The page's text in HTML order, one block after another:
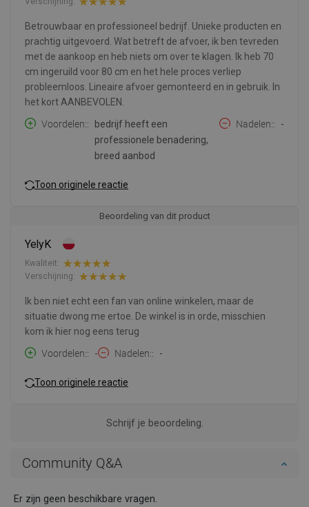
Betrouwbaar en professioneel bedrijf. Unieke producten en
prachtig uitgevoerd. Wat betreft de afvoer, ik ben tevreden
met de aankoop en heb niets om over te klagen. Ik heb 70
cm ingeruild voor 80 cm en het hele proces verliep
probleemloos. Lineaire afvoer gemonteerd en in gebruik. In
het kort AANBEVOLEN.
Voordelen:
bedrijf heeft een
professionele benadering,
breed aanbod
Nadelen: -
Toon originele reactie
Beoordeling van dit product
YelyK
Kwaliteit:
Verschijning:
Ik ben niet echt een fan van online winkelen, maar de
situatie dwong me ertoe. De winkel is in orde, misschien
kom ik hier nog eens terug
Voordelen:
- Nadelen: -
Toon originele reactie
Schrijf je beoordeling.
Community Q&A
Er zijn geen beschikbare vragen.